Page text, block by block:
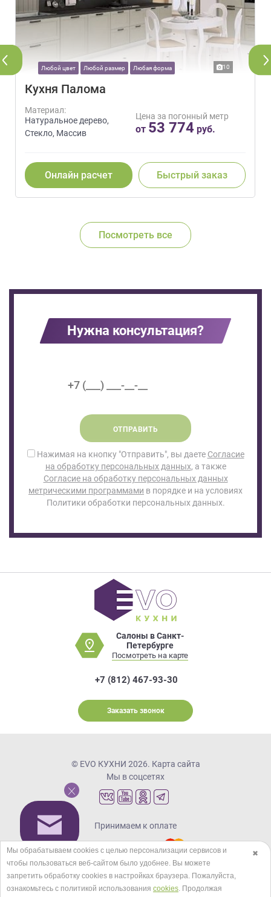
Любой цвет Любой размер Любая форма 10
Кухня Палома
Материал:
Натуральное дерево,
Стекло, Массив
Цена за погонный метр
от 53 774 руб.
Онлайн расчет Быстрый заказ
Посмотреть все
Нужна консультация?
ОТПРАВИТЬ
Нажимая на кнопку "Отправить", вы даете Согласие
на обработку персональных данных, а также
Согласие на обработку персональных данных
метрическими программами в порядке и на условиях
Политики обработки персональных данных.
Салоны в Санкт-
Петербурге
Посмотреть на карте
+7 (812) 467-93-30
Заказать звонок
© EVO КУХНИ 2026. Карта сайта
Мы в соцсетях
Принимаем к оплате
Кредиты и рассрочка
✖
Мы обрабатываем cookies с целью персонализации сервисов и
чтобы пользоваться веб-сайтом было удобнее. Вы можете
запретить обработку сookies в настройках браузера. Пожалуйста,
ознакомьтесь с политикой использования cookies. Продолжая